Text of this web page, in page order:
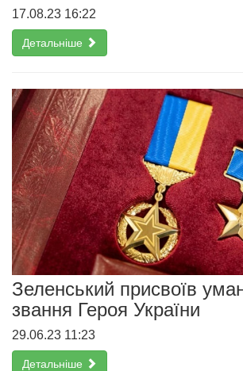
17.08.23 16:22
Детальніше
Зеленський присвоїв
звання Героя України
29.06.23 11:23
Детальніше